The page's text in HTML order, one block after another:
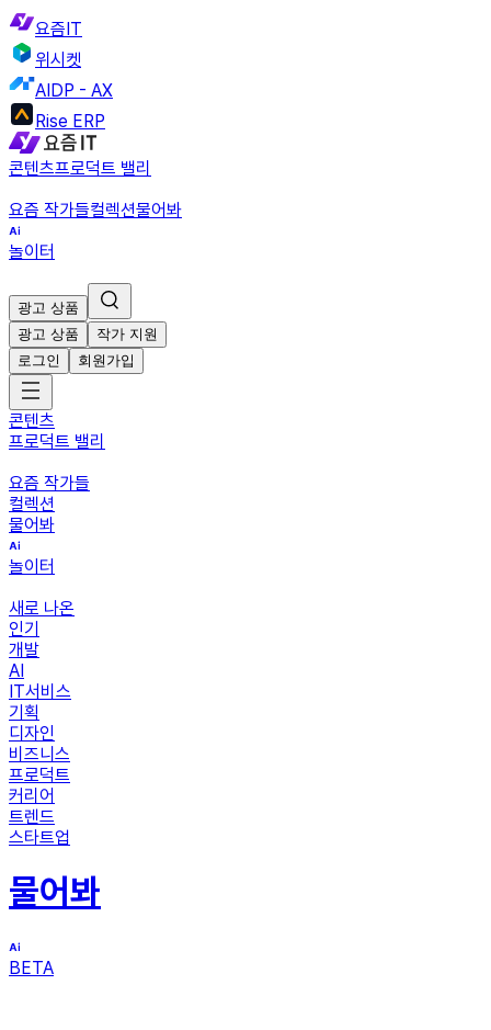
요즘IT
위시켓
AIDP - AX
Rise ERP
콘텐츠프로덕트 밸리
요즘 작가들컬렉션물어봐
놀이터
광고 상품
광고 상품
작가 지원
로그인
회원가입
콘텐츠
프로덕트 밸리
요즘 작가들
컬렉션
물어봐
놀이터
새로 나온
인기
개발
AI
IT서비스
기획
디자인
비즈니스
프로덕트
커리어
트렌드
스타트업
물어봐
BETA